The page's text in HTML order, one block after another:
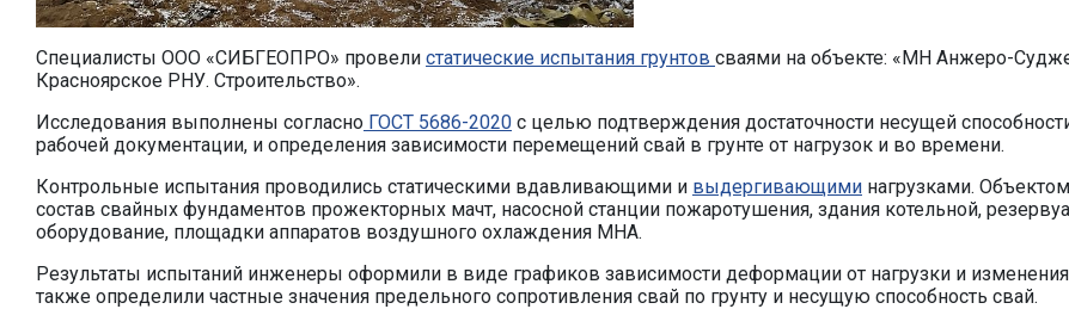
Специалисты ООО «СИБГЕОПРО» провели статические испытания грунтов сваями на объекте: «МН Анжеро-
Красноярское РНУ. Строительство».
Исследования выполнены согласно ГОСТ 5686-2020 с целью подтверждения достаточности несущей
рабочей документации, и определения зависимости перемещений свай в грунте от нагрузок и во времени.
Контрольные испытания проводились статическими вдавливающими и выдергивающими нагрузками.
состав свайных фундаментов прожекторных мачт, насосной станции пожаротушения, здания котельной,
оборудование, площадки аппаратов воздушного охлаждения МНА.
Результаты испытаний инженеры оформили в виде графиков зависимости деформации от нагрузки и
также определили частные значения предельного сопротивления свай по грунту и несущую способность свай.